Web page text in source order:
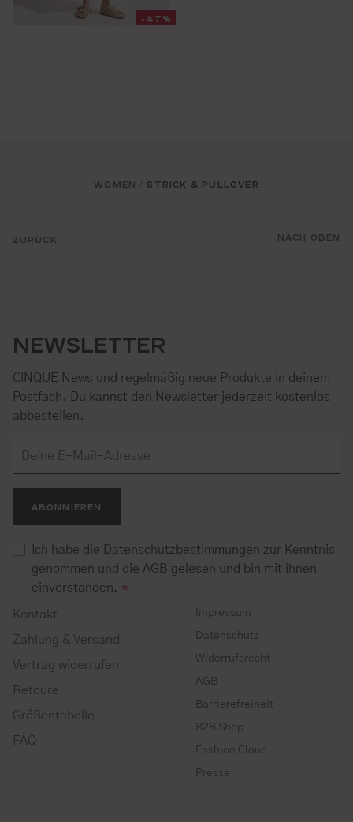
-47%
ZURÜCK
WOMEN STRICK & PULLOVER
NACH OBEN
NEWSLETTER
CINQUE News und regelmäßig neue Produkte in deinem
Postfach. Du kannst den Newsletter jederzeit kostenlos
abbestellen.
ABONNIEREN
Ich habe die Datenschutzbestimmungen zur Kenntnis
genommen und die AGB gelesen und bin mit ihnen
einverstanden. *
Kontakt
Zahlung & Versand
Vertrag widerrufen
Retoure
Größentabelle
FAQ
Impressum
Datenschutz
Widerrufsrecht
AGB
Barrierefreiheit
B2B Shop
Fashion Cloud
Presse